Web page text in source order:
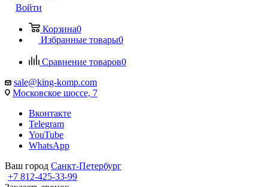
Войти
Корзина0
Избранные товары0
Сравнение товаров0
sale@king-komp.com
Московское шоссе, 7
Вконтакте
Telegram
YouTube
WhatsApp
Ваш город Санкт-Петербург
+7 812-425-33-99